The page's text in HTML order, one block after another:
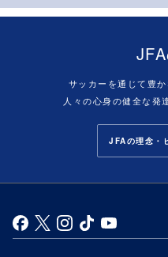
サッカーを通じて豊
人々の心身の健全な発
JFAの理念・